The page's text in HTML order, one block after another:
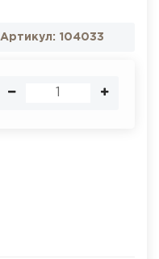
Артикул: 104033